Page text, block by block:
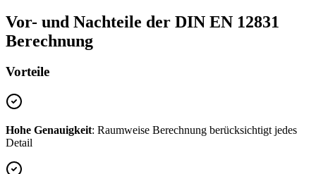
Vor- und Nachteile der DIN EN 12831
Berechnung
Vorteile
Hohe Genauigkeit: Raumweise Berechnung berücksichtigt jedes
Detail